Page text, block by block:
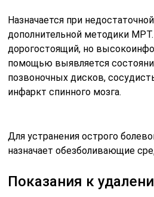
Назначается при
дополнительной методики
дорогостоящий, но
помощью выявляется
позвоночных дисков,
инфаркт спинного мозга.
Для устранения острого
назначает обезболивающие
Показания к